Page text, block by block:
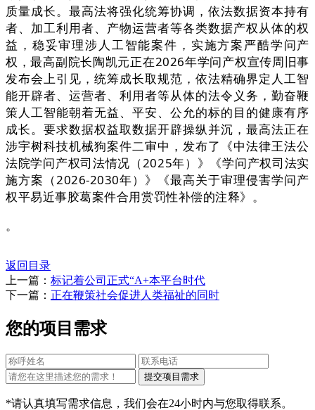
质量成长。最高法将强化统筹协调，依法数据资本持有
者、加工利用者、产物运营者等各类数据产权从体的权
益，稳妥审理涉人工智能案件，实施方案严酷学问产
权，最高副院长陶凯元正在2026年学问产权宣传周旧事
发布会上引见，统筹成长取规范，依法精确界定人工智
能开辟者、运营者、利用者等从体的法令义务，勤奋鞭
策人工智能朝着无益、平安、公允的标的目的健康有序
成长。要求数据权益取数据开辟操纵并沉，最高法正在
涉宇树科技机械狗案件二审中，发布了《中法律王法公
法院学问产权司法情况（2025年）》《学问产权司法实
施方案（2026-2030年）》《最高关于审理侵害学问产
权平易近事胶葛案件合用赏罚性补偿的注释》。
。
返回目录
上一篇： 标记着公司正式“A+本平台时代
下一篇： 正在鞭策社会促进人类福祉的同时
您的项目需求
*请认真填写需求信息，我们会在24小时内与您取得联系。